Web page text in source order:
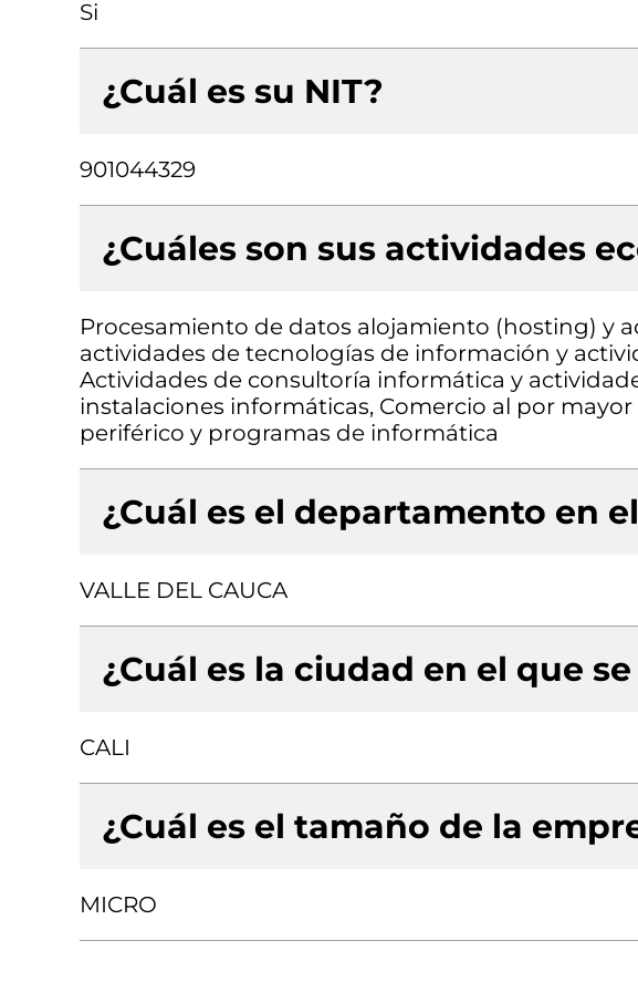
Si
¿Cuál es su NIT?
901044329
¿Cuáles son sus actividades
Procesamiento de datos alojamiento (hosting) y
actividades de tecnologías de información y
Actividades de consultoría informática y
instalaciones informáticas, Comercio al por
periférico y programas de informática
¿Cuál es el departamento en
VALLE DEL CAUCA
¿Cuál es la ciudad en el que
CALI
¿Cuál es el tamaño de la
MICRO